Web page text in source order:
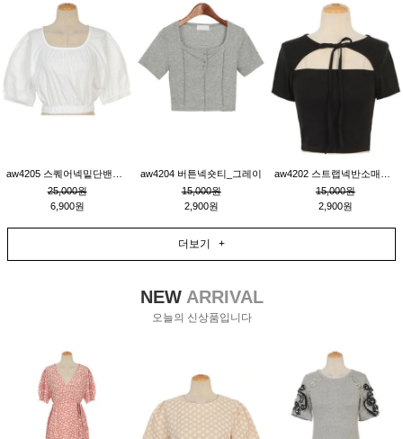
25,000원
6,900원
aw4204 버튼넥숏티_그레이
15,000원
2,900원
15,000원
2,900원
더보기 +
NEWARRIVAL
오늘의 신상품입니다